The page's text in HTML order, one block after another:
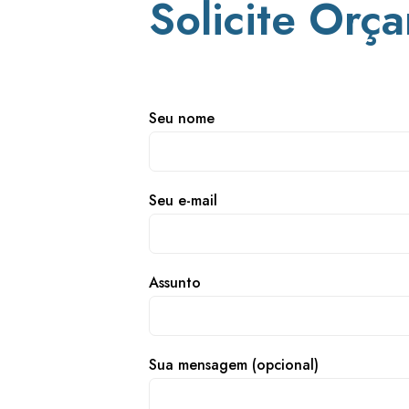
Solicite
Seu nome
Seu e-mail
Assunto
Sua mensagem (opcional)